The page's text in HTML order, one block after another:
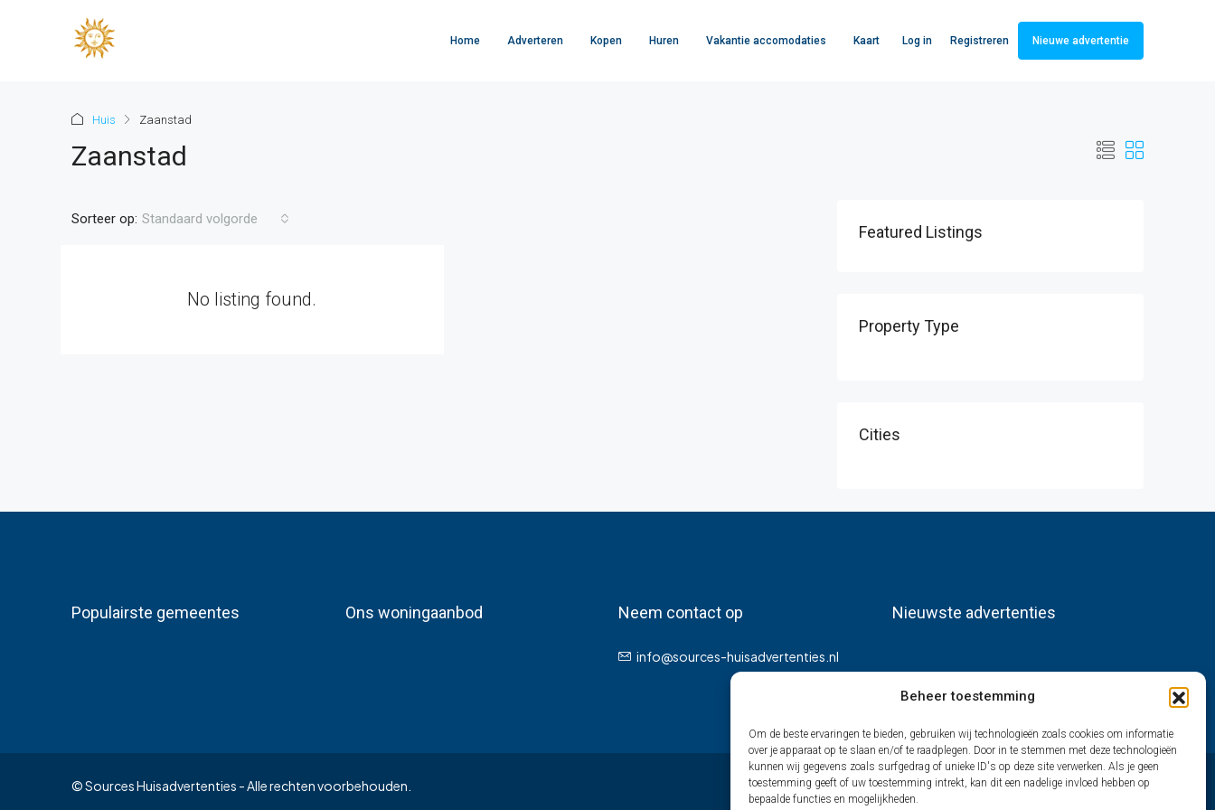
Beheer toestemming
Om de beste ervaringen te bieden, gebruiken wij technologieën zoals cookies om informatie
over je apparaat op te slaan en/of te raadplegen. Door in te stemmen met deze technologieën
kunnen wij gegevens zoals surfgedrag of unieke ID's op deze site verwerken. Als je geen
toestemming geeft of uw toestemming intrekt, kan dit een nadelige invloed hebben op
bepaalde functies en mogelijkheden.
Home Adverteren Kopen Huren Vakantie accomodaties Kaart Log in Registreren Nieuwe advertentie
Huis Zaanstad
Zaanstad
Sorteer op: Standaard volgorde
No listing found.
Featured Listings
Property Type
Cities
Populairste gemeentes Ons woningaanbod Neem contact op
info@sources-huisadvertenties.nl
Nieuwste advertenties
© Sources Huisadvertenties - Alle rechten voorbehouden.